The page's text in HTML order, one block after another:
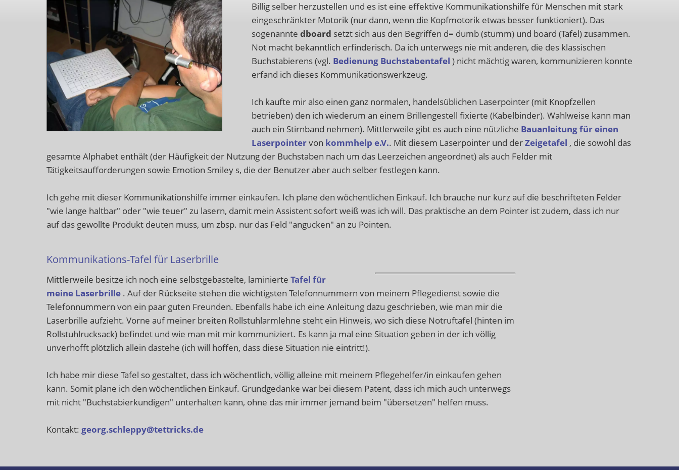
Billig selber herzustellen und es ist eine effektive Kommunikationshilfe für Menschen mit stark
eingeschränkter Motorik (nur dann, wenn die Kopfmotorik etwas besser funktioniert). Das
sogenannte dboard setzt sich aus den Begriffen d= dumb (stumm) und board (Tafel) zusammen.
Not macht bekanntlich erfinderisch. Da ich unterwegs nie mit anderen, die des klassischen
Buchstabierens (vgl. Bedienung Buchstabentafel ) nicht mächtig waren, kommunizieren konnte
erfand ich dieses Kommunikationswerkzeug.
Ich kaufte mir also einen ganz normalen, handelsüblichen Laserpointer (mit Knopfzellen
betrieben) den ich wiederum an einem Brillengestell fixierte (Kabelbinder). Wahlweise kann man
auch ein Stirnband nehmen). Mittlerweile gibt es auch eine nützliche Bauanleitung für einen
Laserpointervon kommhelp e.V.. Mit diesem Laserpointer und derZeigetafel , die sowohl das
gesamte Alphabet enthält (der Häufigkeit der Nutzung der Buchstaben nach um das Leerzeichen angeordnet) als auch Felder mit
Tätigkeitsaufforderungen sowie Emotion Smiley s, die der Benutzer aber auch selber festlegen kann.
Ich gehe mit dieser Kommunikationshilfe immer einkaufen. Ich plane den wöchentlichen Einkauf. Ich brauche nur kurz auf die beschrifteten Felder
"wie lange haltbar" oder "wie teuer" zu lasern, damit mein Assistent sofort weiß was ich will. Das praktische an dem Pointer ist zudem, dass ich nur
auf das gewollte Produkt deuten muss, um zbsp. nur das Feld "angucken" an zu Pointen.
Kommunikations-Tafel für Laserbrille
Mittlerweile besitze ich noch eine selbstgebastelte, laminierte Tafel für
meine Laserbrille . Auf der Rückseite stehen die wichtigsten Telefonnummern von meinem Pflegedienst sowie die
Telefonnummern von ein paar guten Freunden. Ebenfalls habe ich eine Anleitung dazu geschrieben, wie man mir die
Laserbrille aufzieht. Vorne auf meiner breiten Rollstuhlarmlehne steht ein Hinweis, wo sich diese Notruftafel (hinten im
Rollstuhlrucksack) befindet und wie man mit mir kommuniziert. Es kann ja mal eine Situation geben in der ich völlig
unverhofft plötzlich allein dastehe (ich will hoffen, dass diese Situation nie eintritt!).
Ich habe mir diese Tafel so gestaltet, dass ich wöchentlich, völlig alleine mit meinem Pflegehelfer/in einkaufen gehen
kann. Somit plane ich den wöchentlichen Einkauf. Grundgedanke war bei diesem Patent, dass ich mich auch unterwegs
mit nicht "Buchstabierkundigen" unterhalten kann, ohne das mir immer jemand beim "übersetzen" helfen muss.
Kontakt: georg.schleppy@tettricks.de